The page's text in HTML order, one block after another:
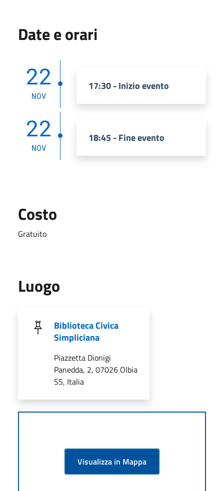
Date e orari
22
NOV
17:30 - Inizio evento
22
NOV
18:45 - Fine evento
Costo
Gratuito
Luogo
Biblioteca Civica
Simpliciana
Piazzetta Dionigi
Panedda, 2, 07026 Olbia
SS, Italia
Visualizza in Mappa